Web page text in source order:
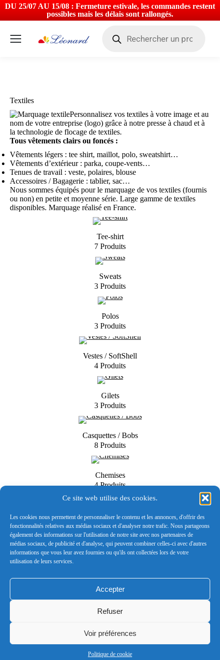
DU 25/07 AU 15/08 : Fermeture estivale, les commandes restent
possibles mais les délais sont rallongés.
Ce site web utilise des cookies.
Les cookies nous permettent de personnaliser le contenu et les annonces, d'offrir des
fonctionnalités relatives aux médias sociaux et d'analyser notre trafic. Nous partageons
également des informations sur l'utilisation de notre site avec nos partenaires de
médias sociaux, de publicité et d'analyse, qui peuvent combiner celles-ci avec d'autres
informations que vous leur avez fournies ou qu'ils ont collectées lors de votre
utilisation de leurs services.
Accepter
Refuser
Voir préférences
Politique de cookie
produits
Textiles
Personnalisez vos textiles à votre image et au
nom de votre entreprise (logo) grâce à notre presse à chaud et à
la technologie de flocage de textiles.
Tous vêtements clairs ou foncés :
Vêtements légers : tee shirt, maillot, polo, sweatshirt…
Vêtements d’extérieur : parka, coupe-vents…
Tenues de travail : veste, polaires, blouse
Accessoires / Bagagerie : tablier, sac…
Nous sommes équipés pour le marquage de vos textiles (fournis
ou non) en petite et moyenne série. Large gamme de textiles
disponibles. Marquage réalisé en France.
Tee-shirt
7 Produits
Sweats
3 Produits
Polos
3 Produits
Vestes / SoftShell
4 Produits
Gilets
3 Produits
Casquettes / Bobs
8 Produits
Chemises
4 Produits
Tabliers
3 Produits
Serviettes
Conditions générales de vente
LEONARD - SARL au capital de 50 000€